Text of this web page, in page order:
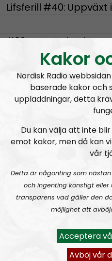
Lifsferill #40: Uppväxt i
#39 – Prepping i
Bra kängor
Vilka bilar är värda
Lifsferill #38 – friluftsliv
Lifsferill #37: “skruva
Kakor
Nordisk Radio
baserade kakor och
uppladdningar, detta
Du kan välja att inte
emot kakor, men då kan
vår
Detta är någonting som
och ingenting konstigt
transparens vad gäller den
möjlighet att
Acceptera
Avböj vår